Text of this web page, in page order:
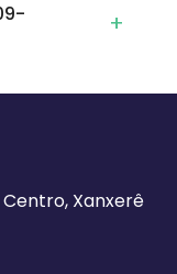
+
Centro, Xanxerê